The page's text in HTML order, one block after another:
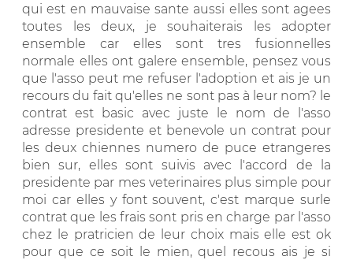
qui est en mauvaise sante aussi elles sont agees
toutes les deux, je souhaiterais les adopter
ensemble car elles sont tres fusionnelles
normale elles ont galere ensemble, pensez vous
que l'asso peut me refuser l'adoption et ais je un
recours du fait qu'elles ne sont pas à leur nom? le
contrat est basic avec juste le nom de l'asso
adresse presidente et benevole un contrat pour
les deux chiennes numero de puce etrangeres
bien sur, elles sont suivis avec l'accord de la
presidente par mes veterinaires plus simple pour
moi car elles y font souvent, c'est marque surle
contrat que les frais sont pris en charge par l'asso
chez le pratricien de leur choix mais elle est ok
pour que ce soit le mien, quel recous ais je si